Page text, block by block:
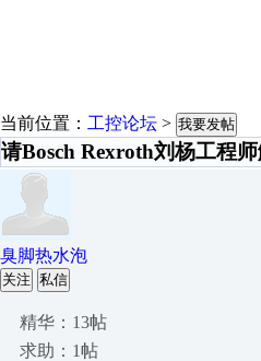
当前位置： 工控论坛 > 我要发帖
请Bosch Rexroth刘杨工程
臭脚热水泡
关注 私信
精华：13帖
求助：1帖